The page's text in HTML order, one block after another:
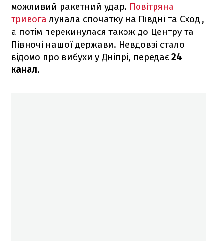
можливий ракетний удар. Повітряна
тривога лунала спочатку на Півдні та Сході,
а потім перекинулася також до Центру та
Півночі нашої держави. Невдовзі стало
відомо про вибухи у Дніпрі, передає 24
канал.